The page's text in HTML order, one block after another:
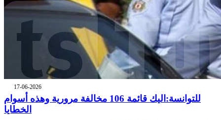
17-06-2026
للتوانسة:اليك قائمة 106 مخالفة مرورية وهذه أسوام
الخطايا